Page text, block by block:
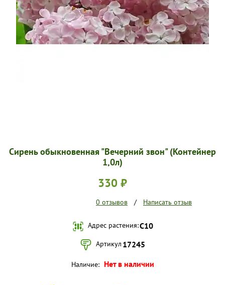
Сирень обыкновенная "Вечерний звон" (Контейнер
1,0л)
330 ₽
0 отзывов / Написать отзыв
Адрес растения:С10
Артикул 17245
Наличие: Нет в наличии